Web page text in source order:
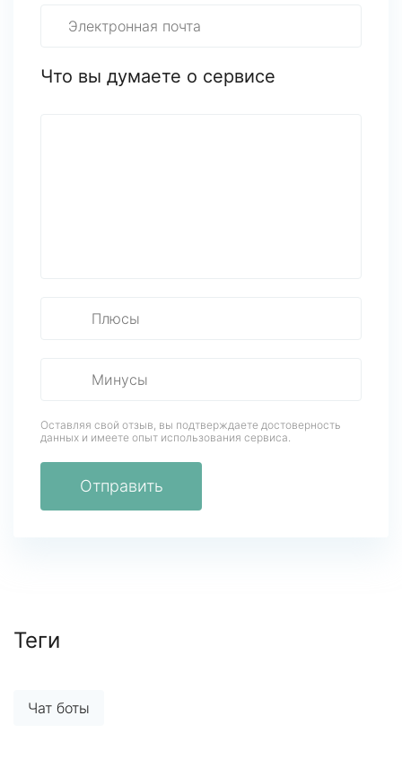
Что вы думаете о сервисе
Оставляя свой отзыв, вы подтверждаете достоверность
данных и имеете опыт использования сервиса.
Отправить
Теги
Чат боты